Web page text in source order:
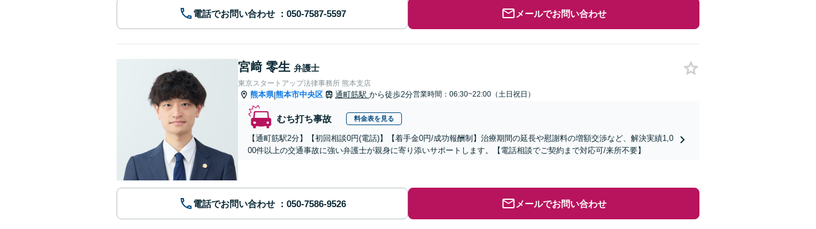
電話でお問い合わせ メールでお問い合わせ
宮﨑 零生 弁護士
東京スタートアップ法律事務所 熊本支店
熊本県|熊本市中央区 通町筋駅 から徒歩2分営業時間：06:30~22:00（土日祝日）
むち打ち事故 料金表を見る
【通町筋駅2分】【初回相談0円(電話)】【着手金0円/成功報酬制】治療期間の延長や慰謝料の増額交渉など、解決実績1,0
00件以上の交通事故に強い弁護士が親身に寄り添いサポートします。【電話相談でご契約まで対応可/来所不要】
電話でお問い合わせ メールでお問い合わせ